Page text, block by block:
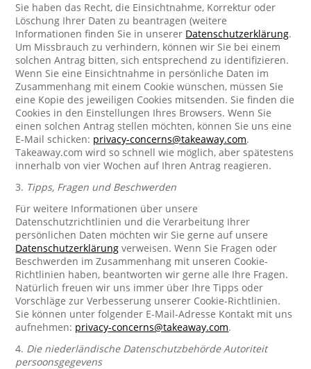
Sie haben das Recht, die Einsichtnahme, Korrektur oder
Löschung Ihrer Daten zu beantragen (weitere
Informationen finden Sie in unserer Datenschutzerklärung.
Um Missbrauch zu verhindern, können wir Sie bei einem
solchen Antrag bitten, sich entsprechend zu identifizieren.
Wenn Sie eine Einsichtnahme in persönliche Daten im
Zusammenhang mit einem Cookie wünschen, müssen Sie
eine Kopie des jeweiligen Cookies mitsenden. Sie finden die
Cookies in den Einstellungen Ihres Browsers. Wenn Sie
einen solchen Antrag stellen möchten, können Sie uns eine
E-Mail schicken: privacy-concerns@takeaway.com.
Takeaway.com wird so schnell wie möglich, aber spätestens
innerhalb von vier Wochen auf Ihren Antrag reagieren.
3. Tipps, Fragen und Beschwerden
Für weitere Informationen über unsere
Datenschutzrichtlinien und die Verarbeitung Ihrer
persönlichen Daten möchten wir Sie gerne auf unsere
Datenschutzerklärung verweisen. Wenn Sie Fragen oder
Beschwerden im Zusammenhang mit unseren Cookie-
Richtlinien haben, beantworten wir gerne alle Ihre Fragen.
Natürlich freuen wir uns immer über Ihre Tipps oder
Vorschläge zur Verbesserung unserer Cookie-Richtlinien.
Sie können unter folgender E-Mail-Adresse Kontakt mit uns
aufnehmen: privacy-concerns@takeaway.com.
4. Die niederländische Datenschutzbehörde Autoriteit
persoonsgegevens